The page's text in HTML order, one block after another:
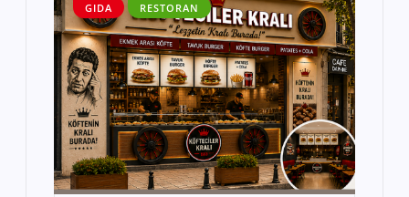
GIDA RESTORAN